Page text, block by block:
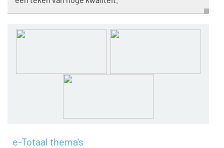
e-Totaal thema's